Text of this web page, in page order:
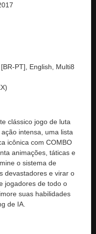
PT], English, Multi8
clássico jogo de luta
intensa, uma lista
icônica com COMBO
animações, táticas e
o sistema de
devastadores e virar o
jogadores de todo o
suas habilidades
de IA.